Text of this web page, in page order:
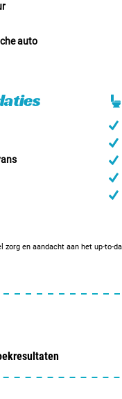
auto
zorg en aandacht aan het up-to-